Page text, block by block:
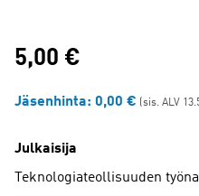
5,00 €
Jäsenhinta: 0,00 € (sis. ALV
Julkaisija
Teknologiateollisuuden